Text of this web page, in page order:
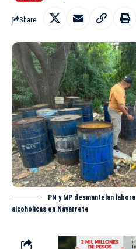
Share
PN y MP desmantelan
alcohólicas en Navarrete